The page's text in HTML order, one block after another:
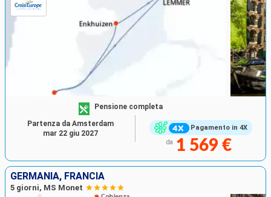
Pagamento in 4X
Pensione completa
da 1 569 €
Partenza da Amsterdam
mar 22 giu 2027
GERMANIA, FRANCIA
5 giorni, MS Monet